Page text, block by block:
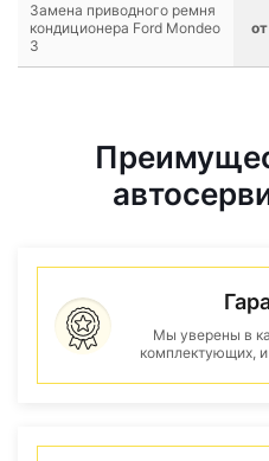
Замена приводного ремня
кондиционера Ford Mondeo
3
Мы уверены в
комплектующих,